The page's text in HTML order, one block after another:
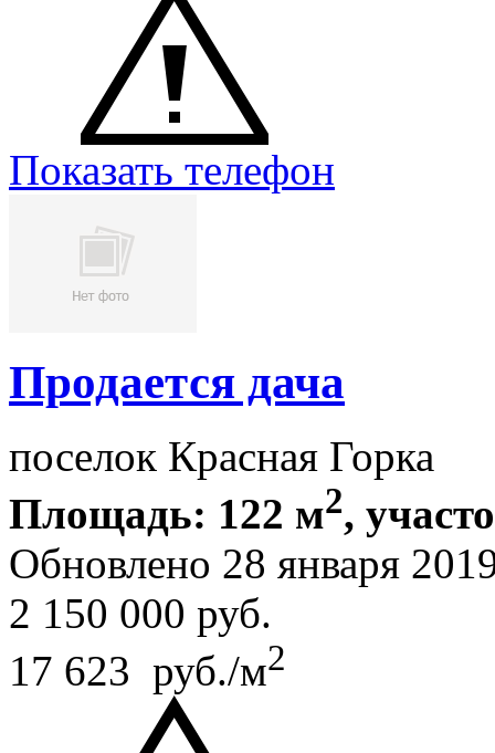
Показать телефон
Продается дача
поселок Красная Горка
Площадь: 122 м2,
Обновлено 28 января
2 150 000 руб.
17 623 руб./м2